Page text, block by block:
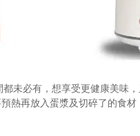
未必有，想享受更健康美味
熱再放入蛋漿及切碎了的食